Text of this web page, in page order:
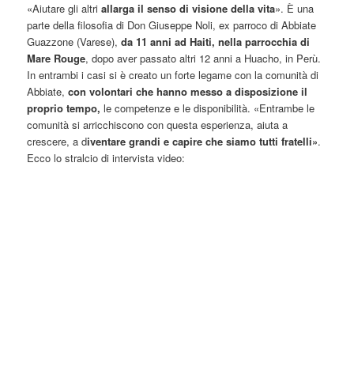
«Aiutare gli altriallarga il senso di visione della vita». È una
parte della filosofia di Don Giuseppe Noli, ex parroco di Abbiate
Guazzone (Varese),da 11 anni ad Haiti, nella parrocchia di
Mare Rouge, dopo aver passato altri 12 anni a Huacho, in Perù.
In entrambi i casi si è creato un forte legame con la comunità di
Abbiate,con volontari che hanno messo a disposizione il
proprio tempo, le competenze e le disponibilità. «Entrambe le
comunità si arricchiscono con questa esperienza, aiuta a
crescere, a diventare grandi e capire che siamo tutti fratelli».
Ecco lo stralcio di intervista video: